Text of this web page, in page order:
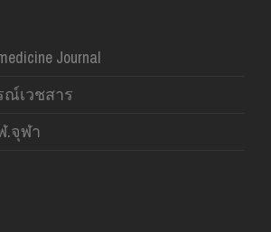
Journal
ณ์เวชสาร
.จุฬา